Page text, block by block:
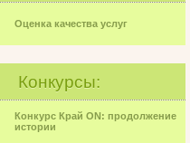
Оценка качества услуг
Конкурсы:
Конкурс Край ON: продолжение
истории